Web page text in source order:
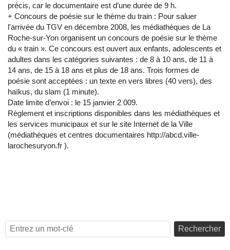
précis, car le documentaire est d’une durée de 9 h.
+ Concours de poésie sur le thème du train : Pour saluer
l'arrivée du TGV en décembre 2008, les médiathèques de La
Roche-sur-Yon organisent un concours de poésie sur le thème
du « train ». Ce concours est ouvert aux enfants, adolescents et
adultes dans les catégories suivantes : de 8 à 10 ans, de 11 à
14 ans, de 15 à 18 ans et plus de 18 ans. Trois formes de
poésie sont acceptées : un texte en vers libres (40 vers), des
haïkus, du slam (1 minute).
Date limite d’envoi : le 15 janvier 2 009.
Règlement et inscriptions disponibles dans les médiathèques et
les services municipaux et sur le site Internet de la Ville
(médiathèques et centres documentaires http://abcd.ville-
larochesuryon.fr ).
Rechercher